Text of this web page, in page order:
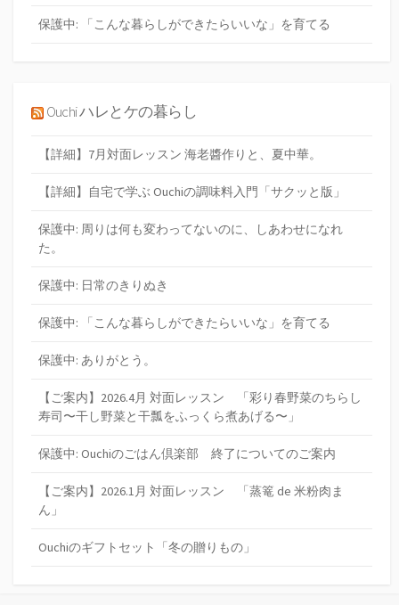
保護中: 「こんな暮らしができたらいいな」を育てる
Ouchi ハレとケの暮らし
【詳細】7月対面レッスン 海老醬作りと、夏中華。
【詳細】自宅で学ぶ Ouchiの調味料入門「サクッと版」
保護中: 周りは何も変わってないのに、しあわせになれ
た。
保護中: 日常のきりぬき
保護中: 「こんな暮らしができたらいいな」を育てる
保護中: ありがとう。
【ご案内】2026.4月 対面レッスン 「彩り春野菜のちらし
寿司〜干し野菜と干瓢をふっくら煮あげる〜」
保護中: Ouchiのごはん倶楽部 終了についてのご案内
【ご案内】2026.1月 対面レッスン 「蒸篭 de 米粉肉ま
ん」
Ouchiのギフトセット「冬の贈りもの」